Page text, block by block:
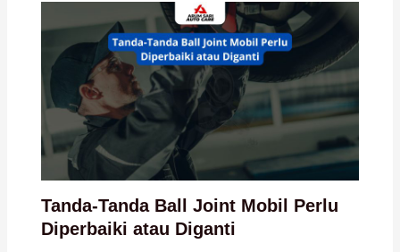
Tanda-Tanda Ball Joint Mobil Perlu
Diperbaiki atau Diganti